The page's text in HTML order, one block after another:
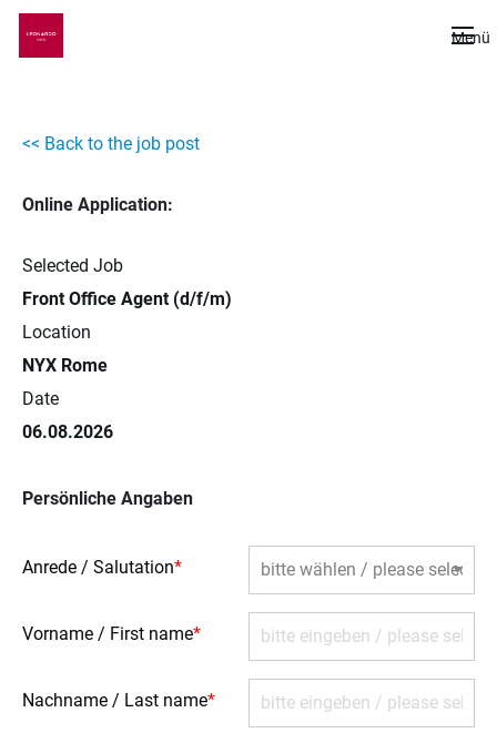
Menü
<< Back to the job post
Online Application:
Selected Job
Front Office Agent (d/f/m)
Location
NYX Rome
Date
06.08.2026
Persönliche Angaben
Anrede / Salutation*
Vorname / First name*
Nachname / Last name*